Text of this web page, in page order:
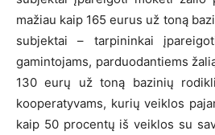
mažiau kaip 165 eurus už toną
subjektai – tarpininkai
gamintojams, parduodantiems
130 eurų už toną bazinių
kooperatyvams, kurių veiklos
kaip 50 procentų iš veiklos su